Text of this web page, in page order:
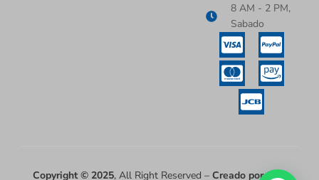
8 AM - 2 PM,
Sabado
Copyright © 2025, All Right Reserved – Creado porJuan